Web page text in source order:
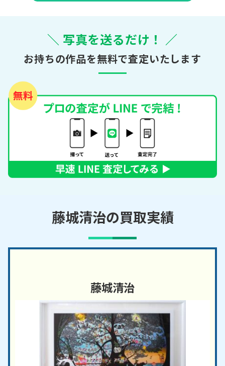
＼ 写真を送るだけ！ ／
お持ちの作品を無料で査定いたします
藤城清治の買取実績
藤城清治